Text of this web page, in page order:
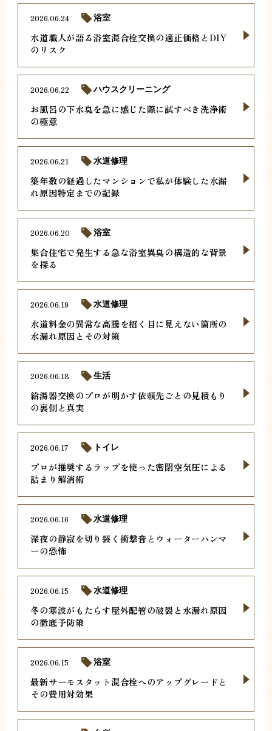
水道職人が語る浴室混合栓交換の適正価格とDIY
のリスク
2026.06.24 浴室
お風呂の下水臭を急に感じた際に試すべき洗浄術
の極意
2026.06.22 ハウスクリーニング
築年数の経過したマンションで私が体験した水漏
れ原因特定までの記録
2026.06.21 水道修理
集合住宅で発生する急な浴室異臭の構造的な背景
を探る
2026.06.20 浴室
水道料金の異常な高騰を招く目に見えない箇所の
水漏れ原因とその対策
2026.06.19 水道修理
給湯器交換のプロが明かす依頼先ごとの見積もり
の裏側と真実
2026.06.18 生活
プロが推奨するラップを使った密閉空気圧による
詰まり解消術
2026.06.17 トイレ
深夜の静寂を切り裂く衝撃音とウォーターハンマ
ーの恐怖
2026.06.16 水道修理
冬の寒波がもたらす屋外配管の破裂と水漏れ原因
の徹底予防策
2026.06.15 水道修理
最新サーモスタット混合栓へのアップグレードと
その費用対効果
2026.06.15 浴室